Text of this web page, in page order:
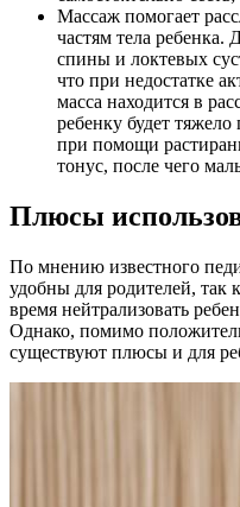
Массаж помогает
частям тела ребенка.
спины и локтевых
что при недостатке
масса находится в
ребенку будет
при помощи
тонус, после чего
Плюсы
По мнению известного
удобны для родителей, так
время нейтрализовать
Однако, помимо
существуют плюсы и для